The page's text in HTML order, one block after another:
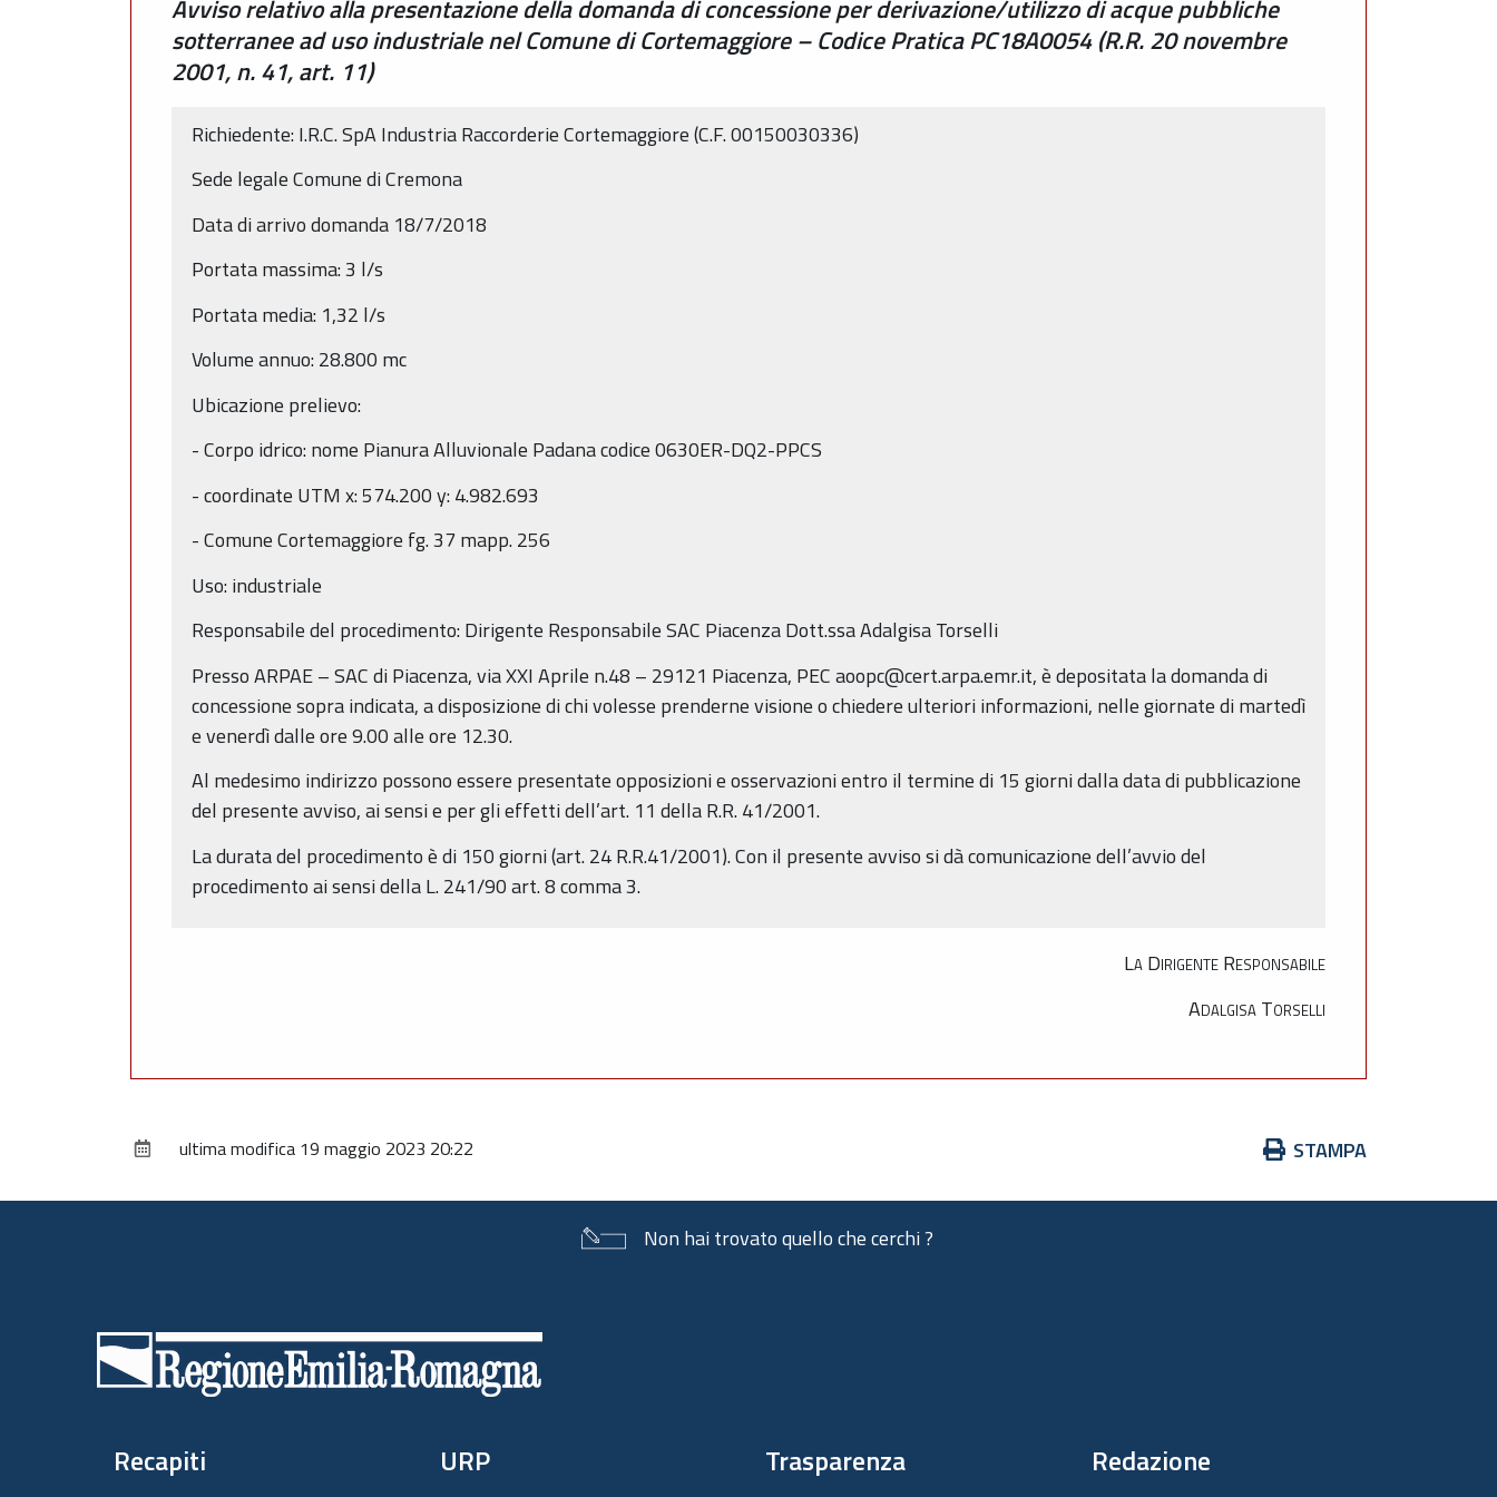
Avviso relativo alla presentazione della domanda di concessione per derivazione/utilizzo di acque pubbliche
sotterranee ad uso industriale nel Comune di Cortemaggiore – Codice Pratica PC18A0054 (R.R. 20 novembre
2001, n. 41, art. 11)
Richiedente: I.R.C. SpA Industria Raccorderie Cortemaggiore (C.F. 00150030336)
Sede legale Comune di Cremona
Data di arrivo domanda 18/7/2018
Portata massima: 3 l/s
Portata media: 1,32 l/s
Volume annuo: 28.800 mc
Ubicazione prelievo:
- Corpo idrico: nome Pianura Alluvionale Padana codice 0630ER-DQ2-PPCS
- coordinate UTM x: 574.200 y: 4.982.693
- Comune Cortemaggiore fg. 37 mapp. 256
Uso: industriale
Responsabile del procedimento: Dirigente Responsabile SAC Piacenza Dott.ssa Adalgisa Torselli
Presso ARPAE – SAC di Piacenza, via XXI Aprile n.48 – 29121 Piacenza, PEC aoopc@cert.arpa.emr.it, è depositata la domanda di
concessione sopra indicata, a disposizione di chi volesse prenderne visione o chiedere ulteriori informazioni, nelle giornate di martedì
e venerdì dalle ore 9.00 alle ore 12.30.
Al medesimo indirizzo possono essere presentate opposizioni e osservazioni entro il termine di 15 giorni dalla data di pubblicazione
del presente avviso, ai sensi e per gli effetti dell’art. 11 della R.R. 41/2001.
La durata del procedimento è di 150 giorni (art. 24 R.R.41/2001). Con il presente avviso si dà comunicazione dell’avvio del
procedimento ai sensi della L. 241/90 art. 8 comma 3.
La Dirigente Responsabile
Adalgisa Torselli
Azioni
documento
STAMPA
ultima modifica 19 maggio 2023 20:22
Non hai trovato quello che cerchi ?
Recapiti URP Trasparenza Redazione